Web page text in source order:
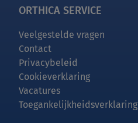
ORTHICA SERVICE
Veelgestelde vragen
Contact
Privacybeleid
Cookieverklaring
Vacatures
Toegankelijkheidsverklaring